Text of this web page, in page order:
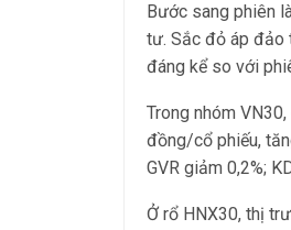
Bước sang phiên
tư. Sắc đỏ áp đảo
đáng kể so với
Trong nhóm
đồng/cổ phiếu,
GVR giảm 0,2%;
Ở rổ HNX30, thị